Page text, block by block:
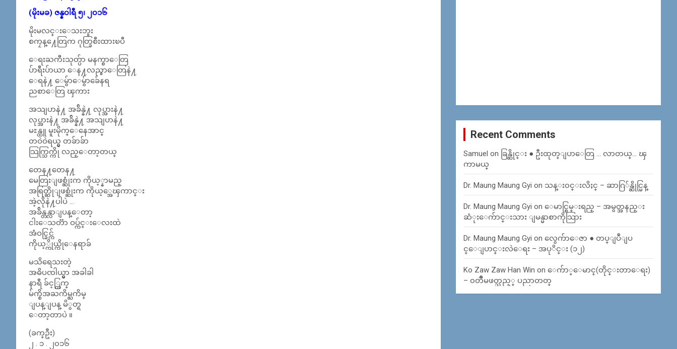
(မိုးမခ) ဇန္န၀ါရီ ၅၊ ၂၀၁၆
မိုးမလင္းေသးဘူး
စကၠန္႔ေတြက ဂုတ္ခြစီးထားၿပီ
ေရးႀကီးသုတ္ပ်ာ မနက္စာေတြ
ပ်ာရီးပ်ာယာ ေန႔လည္စာေတြနဲ႔
ေရနဲ႔ ေမ်ွာေမ်ွာခ်ေနရ
ညစာေတြ ၾကား
အသျပာနဲ႔ အခ်ိန္နဲ႔ လုပ္အားနဲ႔
လုပ္အားနဲ႔ အခ်ိန္နဲ႔ အသျပာနဲ႔
မႊန္ထူ မူးမိုက္ေနေအာင္
တဝဲဝဲရယ္မွ တခ်ာခ်ာ
သြက္သြက္ကို လည္ေတာ့တယ္
တေန႔တေန႔
မေတြးျဖစ္ဆုံးက ကိုယ့္နာမည္
အရြတ္ဆိုျဖစ္ဆုံးက ကိုယ့္အေၾကာင္း
အဲ့လိုနဲ႔ပါပဲ …
အခ်ိန္တန္လာျပန္ေတာ့
ငါးေသတၱာ ဝပ္က်င္းေလးထဲ
အံဝင္ခြင္က်
ကိုယ့္ကိုယ္ကိုေနရာခ်
မသိရေသးတဲ့
အဓိပၸါယ္မွာ အခါခါ
နာရီ ခ်င့္တြက္
မ်က္စိအႀကိမ္ႀကိမ္
ျပန္ျပန္ မိွတ္ရ
ေတာ့တာပဲ ။
(ခက္ဦး)
၂ . ၁ . ၂၀၁၆
Recent Comments
Samuel on ခြန္ဆိုင္း ● ဦးထုတ္ျပာေတြ … လာတယ္… ၾ
ကာမယ္
Dr. Maung Maung Gyi on သန္း၀င္းလိႈင္ – ဆာဂြ်န္ဆိုင္မြန္
Dr. Maung Maung Gyi onေမာင္စြမ္းရည္ – အမွတ္အနည္း
ဆံုးေက်ာင္းသား ျမန္မာစာကိုသြား
Dr. Maung Maung Gyi onလွေက်ာေဇာ ● တပ္ျပဳျပ
င္ေျပာင္းလဲေရး – အပုိင္း (၁၂)
Ko Zaw Zaw Han Win onေက်ာ္ေမာင္(တိုင္းတာေရး)
– ၀တၳဳမဖတ္သည့္ ပညာတတ္